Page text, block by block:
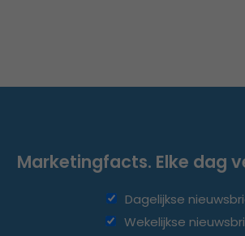
Marketingfacts. Elke dag
Dagelijkse
Wekelijkse